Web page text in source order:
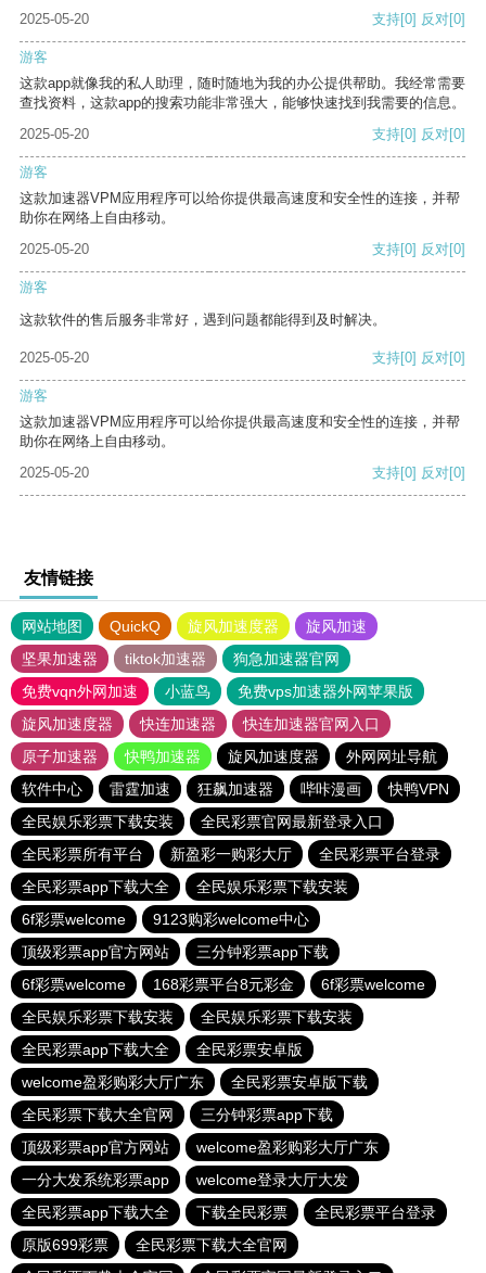
2025-05-20
支持[0] 反对[0]
游客
这款app就像我的私人助理，随时随地为我的办公提供帮助。我经常需要
查找资料，这款app的搜索功能非常强大，能够快速找到我需要的信息。
2025-05-20
支持[0] 反对[0]
游客
这款加速器VPM应用程序可以给你提供最高速度和安全性的连接，并帮
助你在网络上自由移动。
2025-05-20
支持[0] 反对[0]
游客
这款软件的售后服务非常好，遇到问题都能得到及时解决。
2025-05-20 支持[0] 反对[0]
游客
这款加速器VPM应用程序可以给你提供最高速度和安全性的连接，并帮
助你在网络上自由移动。
2025-05-20
支持[0] 反对[0]
友情链接
网站地图 QuickQ 旋风加速度器
旋风加速
坚果加速器
tiktok加速器
狗急加速器官网
免费vqn外网加速
小蓝鸟
免费vps加速器外网苹果版
旋风加速度器
快连加速器
快连加速器官网入口
原子加速器
快鸭加速器 旋风加速度器
外网网址导航
软件中心
雷霆加速 狂飙加速器 哔咔漫画
快鸭VPN
全民娱乐彩票下载安装
全民彩票官网最新登录入口
全民彩票所有平台
新盈彩一购彩大厅
全民彩票平台登录
全民彩票app下载大全
全民娱乐彩票下载安装
6f彩票welcome
9123购彩welcome中心
顶级彩票app官方网站
三分钟彩票app下载
6f彩票welcome
168彩票平台8元彩金
6f彩票welcome
全民娱乐彩票下载安装
全民娱乐彩票下载安装
全民彩票app下载大全
全民彩票安卓版
welcome盈彩购彩大厅广东
全民彩票安卓版下载
全民彩票下载大全官网
三分钟彩票app下载
顶级彩票app官方网站
welcome盈彩购彩大厅广东
一分大发系统彩票app
welcome登录大厅大发
全民彩票app下载大全
下载全民彩票
全民彩票平台登录
原版699彩票
全民彩票下载大全官网